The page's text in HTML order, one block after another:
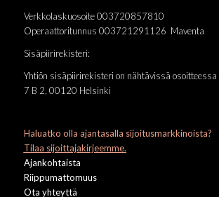
Verkkolaskuosoite 003720857810
Operaattoritunnus 003721291126 Maventa
Sisäpiirirekisteri:
Yhtiön sisäpiirirekisteri on nähtävissä
7 B 2, 00120 Helsinki
Haluatko olla ajantasalla sijoitusmarkkinoista?
Tilaa sijoittajakirjeemme.
Ajankohtaista
Riippumattomuus
Ota yhteyttä